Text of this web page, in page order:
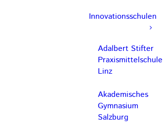
Innovationsschulen
Adalbert Stifter
Praxismittelschule
Linz
Akademisches
Gymnasium
Salzburg